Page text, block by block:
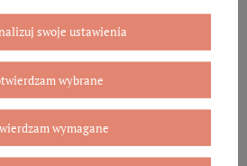
opakowanie gratis
swoje ustawienia
wybrane
wymagane